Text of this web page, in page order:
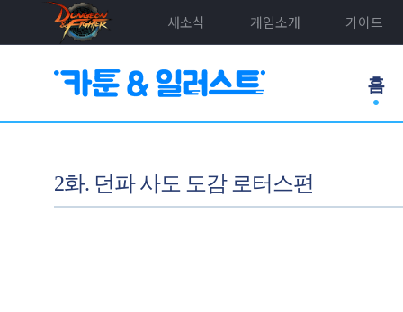
새소식 게임소개 가이드
홈
2화. 던파 사도 도감 로터스편